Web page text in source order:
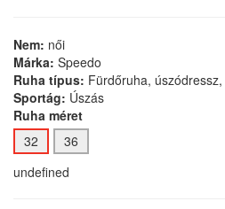
Nem: női
Márka: Speedo
Ruha típus: Fürdőruha,
Sportág: Úszás
Ruha méret
32
36
undefined